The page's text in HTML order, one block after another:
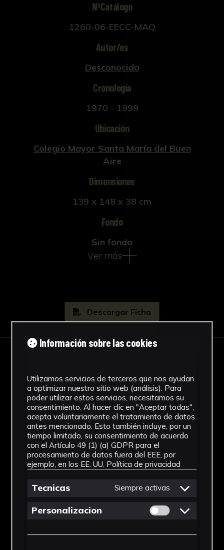
NºCatálogo
1260-06-EECC-MAQ
Autor/es
Desconocido
Cronología
1970 - 1999
Ubicación
Colegio Mayor Santa María del Buen
Aire
Dimensiones
139 x 148 x 38 cm
Fondo
Sin fondo
Ver más
Descargar Ficha
Información sobre las cookies
Utilizamos servicios de terceros que nos ayudan
a optimizar nuestro sitio web (análisis). Para
poder utilizar estos servicios, necesitamos su
consentimiento. Al hacer clic en "Aceptar todas",
acepta voluntariamente el tratamiento de datos
antes mencionado. Esto también incluye, por un
tiempo limitado, su consentimiento de acuerdo
con el Artículo 49 (1) (a) GDPR para el
procesamiento de datos fuera del EEE, por
ejemplo, en los EE. UU. Política de privacidad
Tecnicas Siempre activas
Personalizacion Permitir cookies